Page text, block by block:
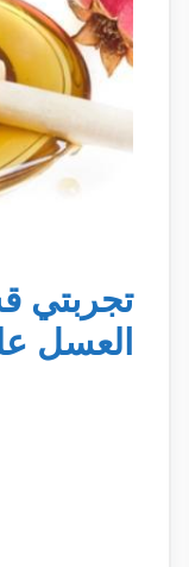
تجربتي
العسل